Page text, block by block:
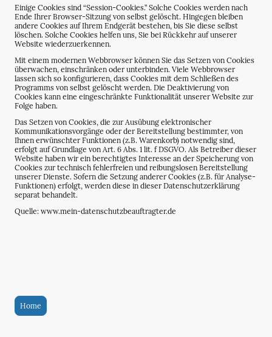
Einige Cookies sind “Session-Cookies.” Solche Cookies werden nach
Ende Ihrer Browser-Sitzung von selbst gelöscht. Hingegen bleiben
andere Cookies auf Ihrem Endgerät bestehen, bis Sie diese selbst
löschen. Solche Cookies helfen uns, Sie bei Rückkehr auf unserer
Website wiederzuerkennen.
Mit einem modernen Webbrowser können Sie das Setzen von Cookies
überwachen, einschränken oder unterbinden. Viele Webbrowser
lassen sich so konfigurieren, dass Cookies mit dem Schließen des
Programms von selbst gelöscht werden. Die Deaktivierung von
Cookies kann eine eingeschränkte Funktionalität unserer Website zur
Folge haben.
Das Setzen von Cookies, die zur Ausübung elektronischer
Kommunikationsvorgänge oder der Bereitstellung bestimmter, von
Ihnen erwünschter Funktionen (z.B. Warenkorb) notwendig sind,
erfolgt auf Grundlage von Art. 6 Abs. 1 lit. f DSGVO. Als Betreiber dieser
Website haben wir ein berechtigtes Interesse an der Speicherung von
Cookies zur technisch fehlerfreien und reibungslosen Bereitstellung
unserer Dienste. Sofern die Setzung anderer Cookies (z.B. für Analyse-
Funktionen) erfolgt, werden diese in dieser Datenschutzerklärung
separat behandelt.
Quelle: www.mein-datenschutzbeauftragter.de
Home